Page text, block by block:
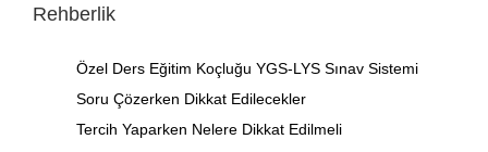
Rehberlik
Özel Ders Eğitim Koçluğu YGS-LYS Sınav Sistemi
Soru Çözerken Dikkat Edilecekler
Tercih Yaparken Nelere Dikkat Edilmeli